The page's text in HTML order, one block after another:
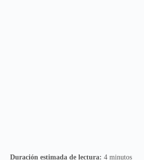
Duración estimada de lectura: 4 minutos